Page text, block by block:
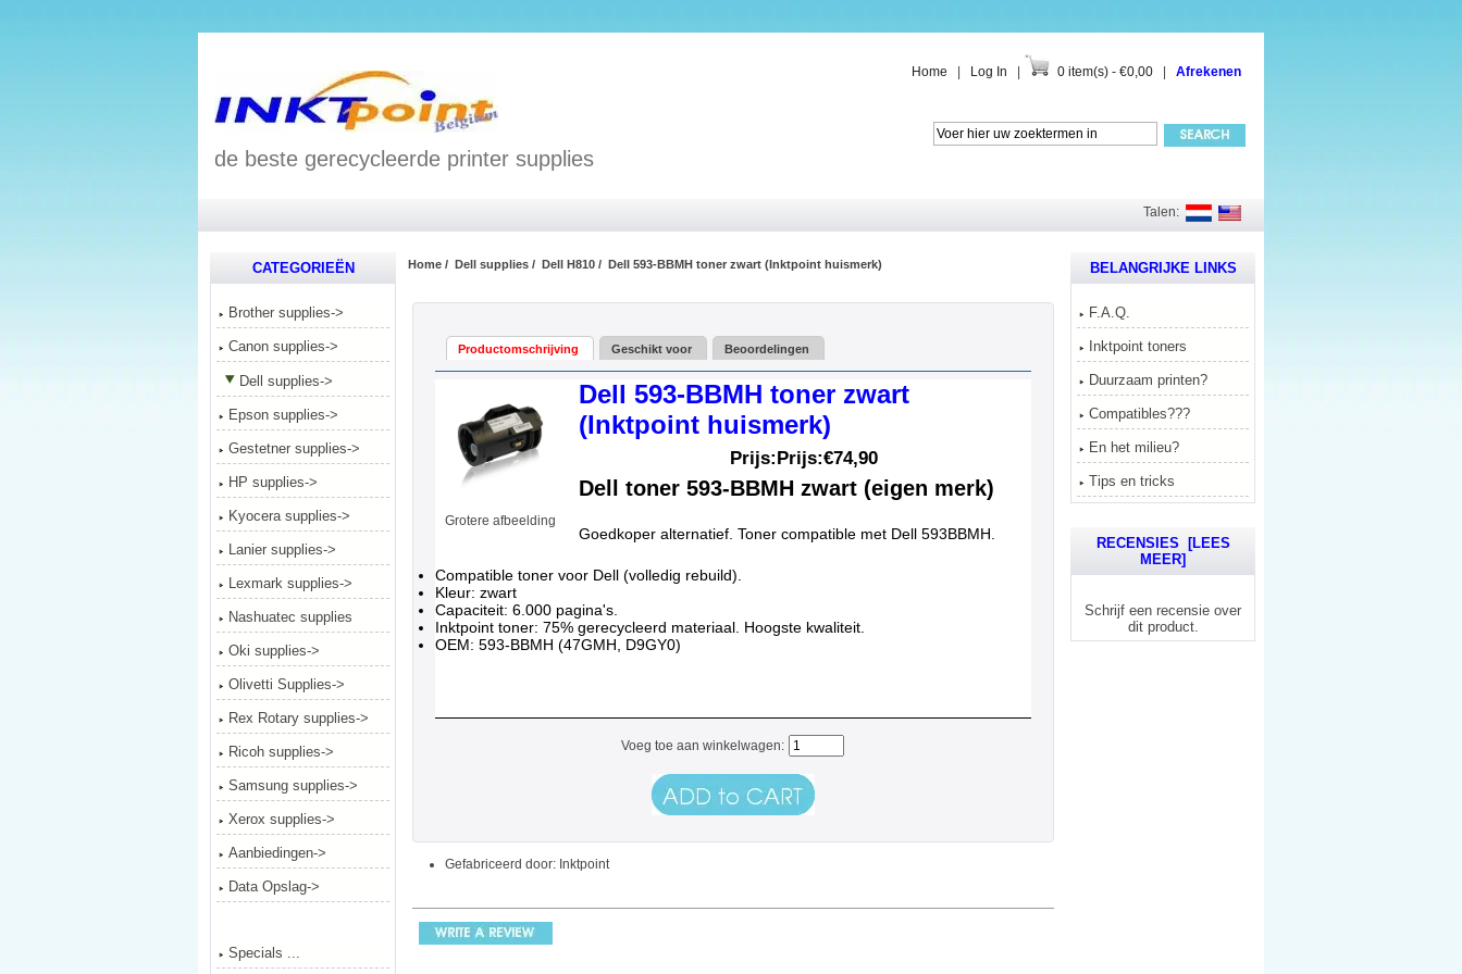
Home Log In 0 item(s) - €0,00 Afrekenen
de beste gerecycleerde printer supplies
Talen:
CATEGORIEËN
Brother supplies->
Canon supplies->
Dell supplies->
Epson supplies->
Gestetner supplies->
HP supplies->
Kyocera supplies->
Lanier supplies->
Lexmark supplies->
Nashuatec supplies
Oki supplies->
Olivetti Supplies->
Rex Rotary supplies->
Ricoh supplies->
Samsung supplies->
Xerox supplies->
Aanbiedingen->
Data Opslag->
Specials ...
Home/ Dell supplies/ Dell H810/ Dell 593-BBMH toner zwart (Inktpoint huismerk)
Productomschrijving Geschikt voor Beoordelingen
Grotere afbeelding
Dell 593-BBMH toner zwart
(Inktpoint huismerk)
Prijs:Prijs:€74,90
Dell toner 593-BBMH zwart (eigen merk)
Goedkoper alternatief. Toner compatible met Dell 593BBMH.
Compatible toner voor Dell (volledig rebuild).
Kleur: zwart
Capaciteit: 6.000 pagina's.
Inktpoint toner: 75% gerecycleerd materiaal. Hoogste kwaliteit.
OEM: 593-BBMH (47GMH, D9GY0)
Voeg toe aan winkelwagen:
Gefabriceerd door: Inktpoint
BELANGRIJKE LINKS
F.A.Q.
Inktpoint toners
Duurzaam printen?
Compatibles???
En het milieu?
Tips en tricks
RECENSIES [LEES
MEER]
Schrijf een recensie over
dit product.